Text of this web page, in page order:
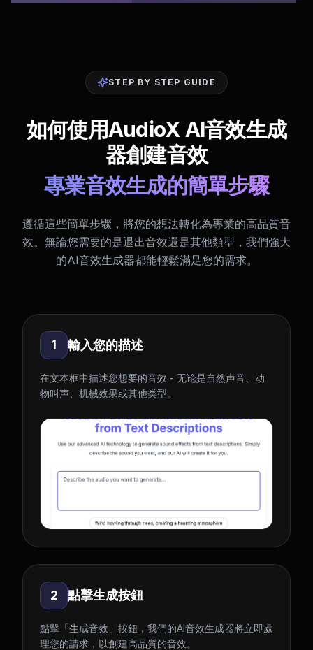
STEP BY STEP GUIDE
如何使用AudioX AI音效生成
器創建音效
專業音效生成的簡單步驟
遵循這些簡單步驟，將您的想法轉化為專業的高品質音
效。無論您需要的是退出音效還是其他類型，我們強大
的AI音效生成器都能輕鬆滿足您的需求。
1 輸入您的描述
在文本框中描述您想要的音效 - 无论是自然声音、动
物叫声、机械效果或其他类型。
2 點擊生成按鈕
點擊「生成音效」按鈕，我們的AI音效生成器將立即處
理您的請求，以創建高品質的音效。